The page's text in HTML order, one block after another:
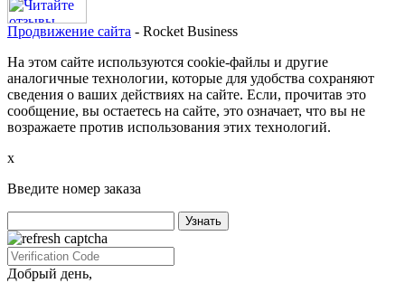
Продвижение сайта - Rocket Business
На этом сайте используются cookie-файлы и другие
аналогичные технологии, которые для удобства сохраняют
сведения о ваших действиях на сайте. Если, прочитав это
сообщение, вы остаетесь на сайте, это означает, что вы не
возражаете против использования этих технологий.
х
Введите номер заказа
Добрый день,